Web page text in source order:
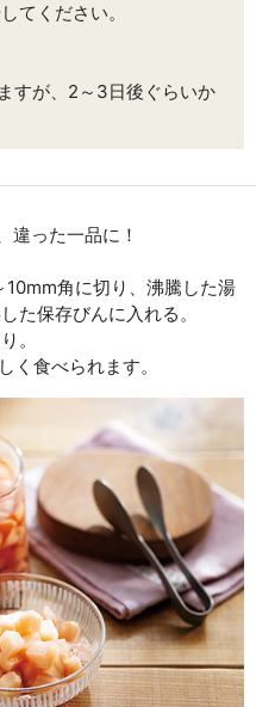
てください。
すが、2～3日後ぐらいか
違った一品に！
角に切り、沸騰した湯
た保存びんに入れる。
。
く食べられます。